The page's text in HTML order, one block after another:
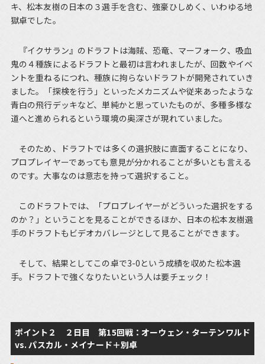
キ、松本友樹の日本の３選手を含む、強豪ひしめく、いわゆる地
獄卓でした。
『イクサラン』のドラフトは海賊、恐竜、マーフォーク、吸血
鬼の４種族によるドラフトと最初は言われましたが、回数やイベ
ントを重ねるにつれ、種族に拘らないドラフトが開発されていき
ました。「探検を行う」といったメカニズムや従来あったような
青白の飛行デッキなど、単純かと思っていたものが、多種多様な
道へと進められるという環境の奥深さが現れていました。
そのため、ドラフトでは多くの選択肢に直面することになり、
プロプレイヤーであっても意見が分かれることが多いとも言える
のです。大事なのは意志を持って選択すること。
このドラフトでは、「プロプレイヤーがどういった選択をする
のか？」ということを見ることができるほか、日本の松本友樹選
手のドラフトもビデオカバレージとして見ることができます。
そして、結果としてこの卓で3-0という成績を収めた松本選
手。ドラフトで強くなりたいという人は要チェック！
ポイント２ ２日目 第15回戦：オーウェン・ターテンワルド
vs. パスカル・メイナード＋別卓